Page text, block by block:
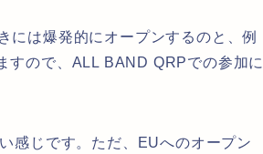
には爆発的にオープンするのと、例
すので、ALL BAND QRPでの参加に
感じです。ただ、EUへのオープン